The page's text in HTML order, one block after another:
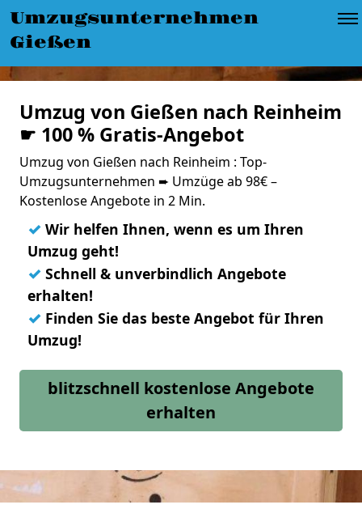
Umzugsunternehmen
Gießen
Umzug von Gießen nach Reinheim
☛ 100 % Gratis-Angebot
Umzug von Gießen nach Reinheim : Top-
Umzugsunternehmen ➨ Umzüge ab 98€ –
Kostenlose Angebote in 2 Min.
✓ Wir helfen Ihnen, wenn es um Ihren
Umzug geht!
✓ Schnell & unverbindlich Angebote
erhalten!
✓ Finden Sie das beste Angebot für Ihren
Umzug!
blitzschnell kostenlose Angebote
erhalten